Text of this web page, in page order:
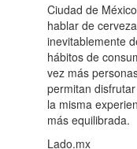
Ciudad de
hablar de
inevitablemente
hábitos de
vez más
permitan
la misma
más equilibrada.
Lado.mx